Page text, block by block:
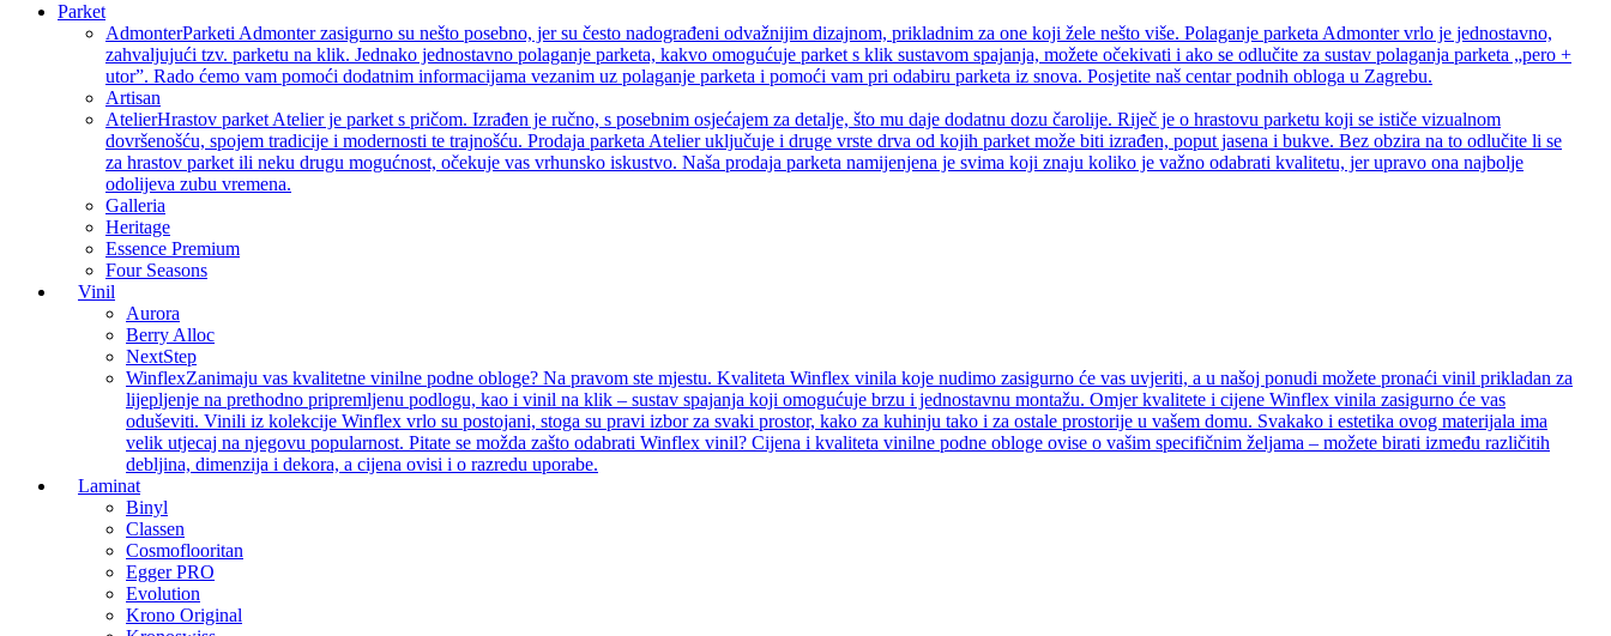
Parket
AdmonterParketi Admonter zasigurno su nešto posebno, jer su često nadograđeni odvažnijim dizajnom, prikladnim za one koji žele nešto više. Polaganje parketa Admonter vrlo je jednostavno,
zahvaljujući tzv. parketu na klik. Jednako jednostavno polaganje parketa, kakvo omogućuje parket s klik sustavom spajanja, možete očekivati i ako se odlučite za sustav polaganja parketa „pero +
utor”. Rado ćemo vam pomoći dodatnim informacijama vezanim uz polaganje parketa i pomoći vam pri odabiru parketa iz snova. Posjetite naš centar podnih obloga u Zagrebu.
Artisan
AtelierHrastov parket Atelier je parket s pričom. Izrađen je ručno, s posebnim osjećajem za detalje, što mu daje dodatnu dozu čarolije. Riječ je o hrastovu parketu koji se ističe vizualnom
dovršenošću, spojem tradicije i modernosti te trajnošću. Prodaja parketa Atelier uključuje i druge vrste drva od kojih parket može biti izrađen, poput jasena i bukve. Bez obzira na to odlučite li se
za hrastov parket ili neku drugu mogućnost, očekuje vas vrhunsko iskustvo. Naša prodaja parketa namijenjena je svima koji znaju koliko je važno odabrati kvalitetu, jer upravo ona najbolje
odolijeva zubu vremena.
Galleria
Heritage
Essence Premium
Four Seasons
Vinil
Aurora
Berry Alloc
NextStep
WinflexZanimaju vas kvalitetne vinilne podne obloge? Na pravom ste mjestu. Kvaliteta Winflex vinila koje nudimo zasigurno će vas uvjeriti, a u našoj ponudi možete pronaći vinil prikladan za
lijepljenje na prethodno pripremljenu podlogu, kao i vinil na klik – sustav spajanja koji omogućuje brzu i jednostavnu montažu. Omjer kvalitete i cijene Winflex vinila zasigurno će vas
oduševiti. Vinili iz kolekcije Winflex vrlo su postojani, stoga su pravi izbor za svaki prostor, kako za kuhinju tako i za ostale prostorije u vašem domu. Svakako i estetika ovog materijala ima
velik utjecaj na njegovu popularnost. Pitate se možda zašto odabrati Winflex vinil? Cijena i kvaliteta vinilne podne obloge ovise o vašim specifičnim željama – možete birati između različitih
debljina, dimenzija i dekora, a cijena ovisi i o razredu uporabe.
Laminat
Binyl
Classen
Cosmoflooritan
Egger PRO
Evolution
Krono Original